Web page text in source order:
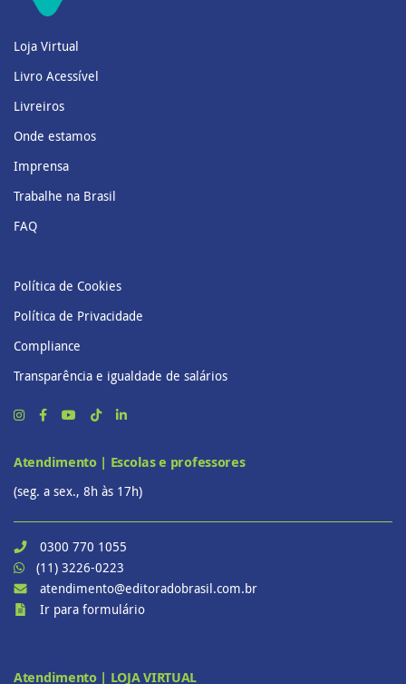
Loja Virtual
Livro Acessível
Livreiros
Onde estamos
Imprensa
Trabalhe na Brasil
FAQ
Política de Cookies
Política de Privacidade
Compliance
Transparência e igualdade de salários
Atendimento | Escolas e professores
(seg. a sex., 8h às 17h)
0300 770 1055
(11) 3226-0223
atendimento@editoradobrasil.com.br
Ir para formulário
Atendimento | LOJA VIRTUAL